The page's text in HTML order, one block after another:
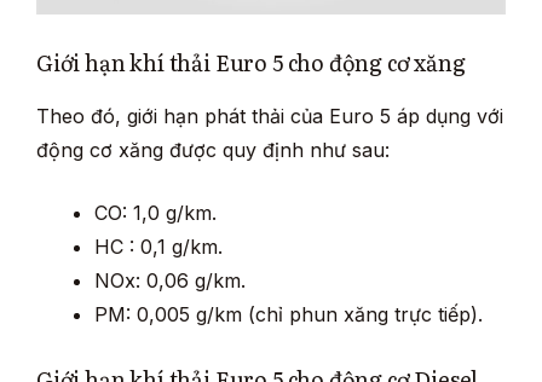
Giới hạn khí thải Euro 5 cho động cơ xăng
Theo đó, giới hạn phát thải của Euro 5 áp dụng với
động cơ xăng được quy định như sau:
CO: 1,0 g/km.
HC : 0,1 g/km.
NOx: 0,06 g/km.
PM: 0,005 g/km (chỉ phun xăng trực tiếp).